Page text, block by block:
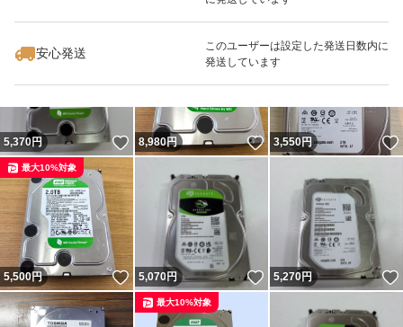
安心発送
このユーザーは設定した発送日数内に
発送しています
いいね！
5,480
5,370円 いいね！
8,980円 いいね！
3,550円
5,500円 いいね！
最大10%対象
5,070円 いいね！
5,270円
最大10%対象